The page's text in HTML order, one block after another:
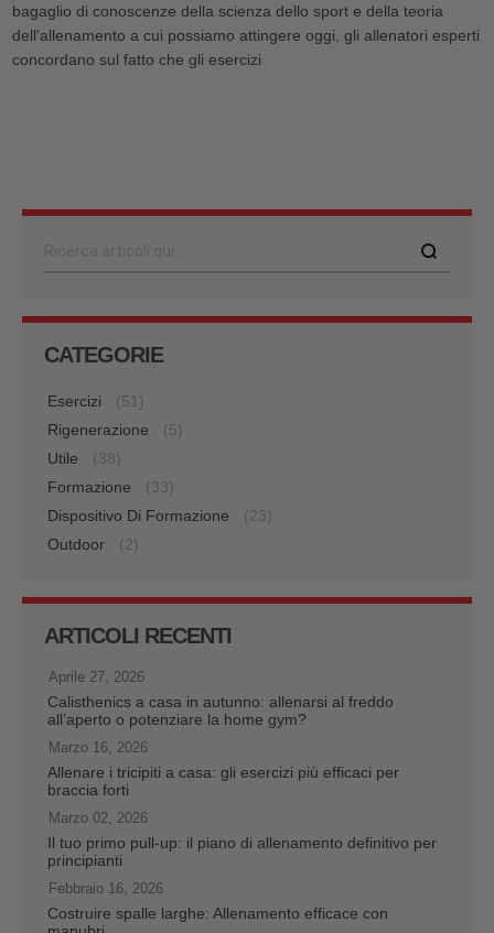
bagaglio di conoscenze della scienza dello sport e della teoria
dell'allenamento a cui possiamo attingere oggi, gli allenatori esperti
concordano sul fatto che gli esercizi
CATEGORIE
Esercizi
(51)
Rigenerazione
(5)
Utile
(38)
Formazione
(33)
Dispositivo Di Formazione
(23)
Outdoor
(2)
ARTICOLI RECENTI
Aprile 27, 2026
Calisthenics a casa in autunno: allenarsi al freddo
all’aperto o potenziare la home gym?
Marzo 16, 2026
Allenare i tricipiti a casa: gli esercizi più efficaci per
braccia forti
Marzo 02, 2026
Il tuo primo pull-up: il piano di allenamento definitivo per
principianti
Febbraio 16, 2026
Costruire spalle larghe: Allenamento efficace con